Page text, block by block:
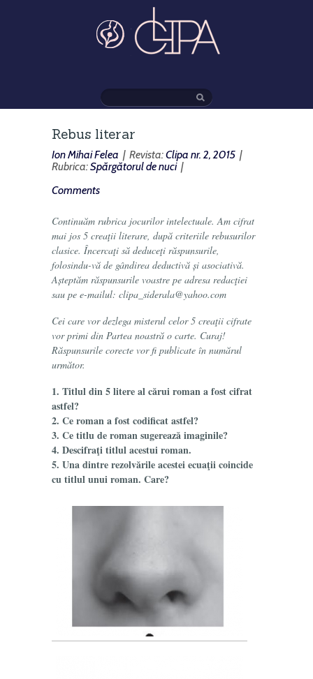
Rebus literar
Ion Mihai Felea | Revista:Clipa nr. 2, 2015 |
Rubrica:Spărgătorul de nuci |
Comments
Continuăm rubrica jocurilor intelectuale. Am cifrat
mai jos 5 creaţii literare, după criteriile rebusurilor
clasice. Încercaţi să deduceţi răspunsurile,
folosindu-vă de gândirea deductivă și asociativă.
Așteptăm răspunsurile voastre pe adresa redacţiei
sau pe e-mailul: clipa_siderala@yahoo.com
Cei care vor dezlega misterul celor 5 creaţii cifrate
vor primi din Partea noastră o carte. Curaj!
Răspunsurile corecte vor fi publicate în numărul
următor.
1. Titlul din 5 litere al cărui roman a fost cifrat
astfel?
2. Ce roman a fost codificat astfel?
3. Ce titlu de roman sugerează imaginile?
4. Descifraţi titlul acestui roman.
5. Una dintre rezolvările acestei ecuaţii coincide
cu titlul unui roman. Care?